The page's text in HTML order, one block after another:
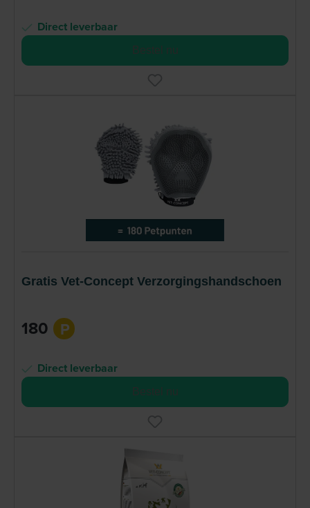
Direct leverbaar
Bestel nu
Gratis Vet-Concept Verzorgingshandschoen
180 P
Direct leverbaar
Bestel nu